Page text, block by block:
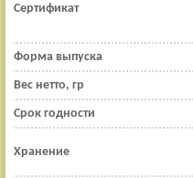
Сертификат
Форма выпуска
Вес нетто, гр
Срок годности
Хранение